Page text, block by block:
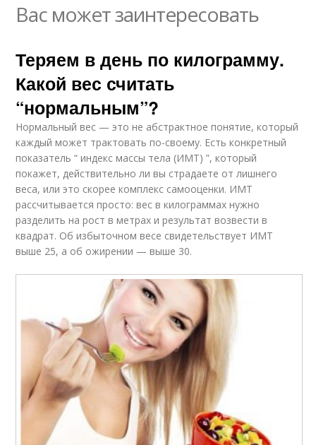
Вас может заинтересовать
Теряем в день по килограмму.
Какой вес считать
“нормальным”?
Нормальный вес — это не абстрактное понятие, который
каждый может трактовать по-своему. Есть конкретный
показатель “ индекс массы тела (ИМТ) ”, который
покажет, действительно ли вы страдаете от лишнего
веса, или это скорее комплекс самооценки. ИМТ
рассчитывается просто: вес в килограммах нужно
разделить на рост в метрах и результат возвести в
квадрат. Об избыточном весе свидетельствует ИМТ
выше 25, а об ожирении — выше 30.